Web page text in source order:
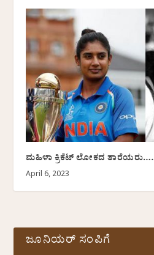
ಮಹಿಳಾ ಕ್ರಿಕೆಟ್ ಲೋಕದ‌ ತಾರೆಯರು….
April 6, 2023
ಜೂನಿಯರ್ ಸಂಪಿಗೆ